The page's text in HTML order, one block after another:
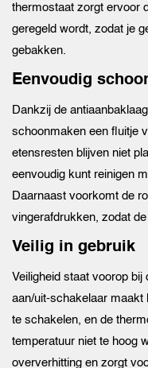
thermostaat zorgt ervoor
geregeld wordt, zodat je
gebakken.
Eenvoudig
Dankzij de
schoonmaken een fluitje
etensresten blijven niet
eenvoudig kunt reinigen
Daarnaast voorkomt de
vingerafdrukken, zodat
Veilig in gebruik
Veiligheid staat voorop
aan/uit-schakelaar maakt
te schakelen, en de
temperatuur niet te hoog
oververhitting en zorgt